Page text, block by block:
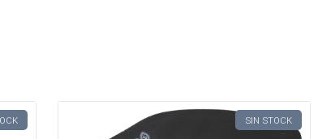
SIN STOCK